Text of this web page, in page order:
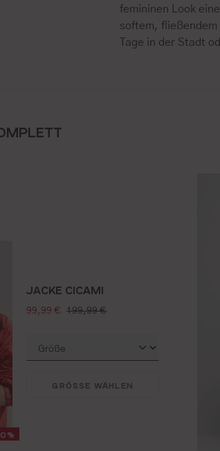
femininen Look
softem,
Tage in der Stadt
JACKE CICAMI
verkaufspreis:
99,99 € regulärer preis:
199,99 €
GRÖSSE WÄHLEN